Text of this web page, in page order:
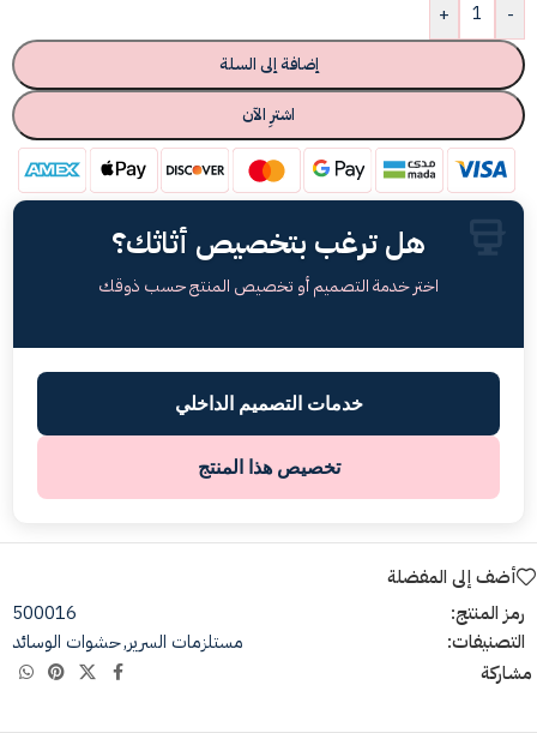
-
+
إضافة إلى السلة
اشترِ الآن
هل ترغب بتخصيص أثاثك؟
اختر خدمة التصميم أو تخصيص المنتج حسب ذوقك
خدمات التصميم الداخلي
تخصيص هذا المنتج
أضف إلى المفضلة
رمز المنتج:
500016
التصنيفات:
مستلزمات السرير,حشوات الوسائد
مشاركة